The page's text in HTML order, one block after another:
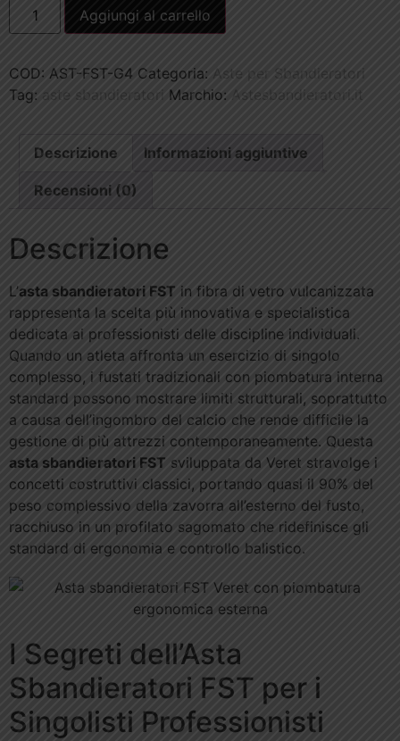
Aggiungi al carrello
COD: AST-FST-G4 Categoria: Aste per Sbandieratori
Tag: aste sbandieratori Marchio: Astesbandieratori.it
Descrizione Informazioni aggiuntive
Recensioni (0)
Descrizione
L’asta sbandieratori FST in fibra di vetro vulcanizzata
rappresenta la scelta più innovativa e specialistica
dedicata ai professionisti delle discipline individuali.
Quando un atleta affronta un esercizio di singolo
complesso, i fustati tradizionali con piombatura interna
standard possono mostrare limiti strutturali, soprattutto
a causa dell’ingombro del calcio che rende difficile la
gestione di più attrezzi contemporaneamente. Questa
asta sbandieratori FST sviluppata da Veret stravolge i
concetti costruttivi classici, portando quasi il 90% del
peso complessivo della zavorra all’esterno del fusto,
racchiuso in un profilato sagomato che ridefinisce gli
standard di ergonomia e controllo balistico.
I Segreti dell’Asta
Sbandieratori FST per i
Singolisti Professionisti